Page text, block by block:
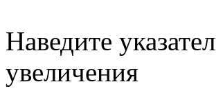
Наведите
увеличения